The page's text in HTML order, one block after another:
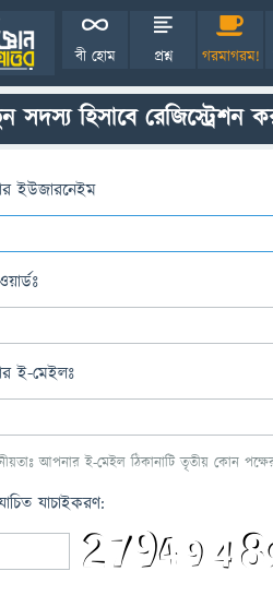
বী হোম প্রশ্ন গরমাগরম!
সদস্য হিসাবে রেজিস্ট্রেশন
ইউজারনেইম
ই-মেইলঃ
আপনার ই-মেইল ঠিকানাটি তৃতীয় কোন
যাচাইকরণ: